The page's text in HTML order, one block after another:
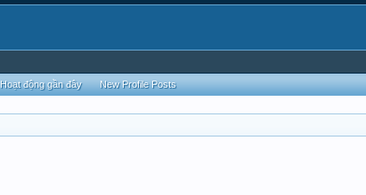
Hoạt động gần đây New Profile Posts